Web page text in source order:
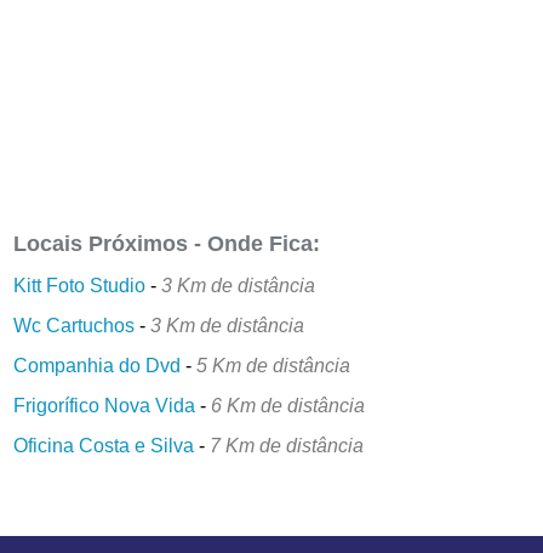
Locais Próximos - Onde Fica:
Kitt Foto Studio -3 Km de distância
Wc Cartuchos -3 Km de distância
Companhia do Dvd -5 Km de distância
Frigorífico Nova Vida - 6 Km de distância
Oficina Costa e Silva - 7 Km de distância